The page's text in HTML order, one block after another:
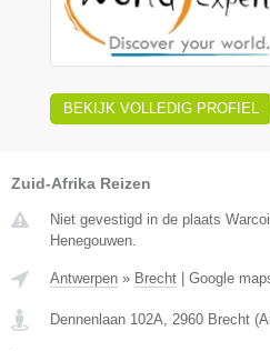
BEKIJK VOLLEDIG PROFIEL
Zuid-Afrika Reizen
Niet gevestigd in de plaats
Henegouwen.
Antwerpen » Brecht Google
Dennenlaan 102A 2960 Brecht (